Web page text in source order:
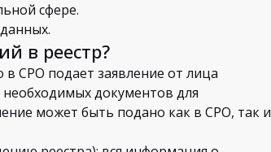
сфере.
в реестр?
СРО подает заявление от лица
документов для
может быть подано как в СРО, так и